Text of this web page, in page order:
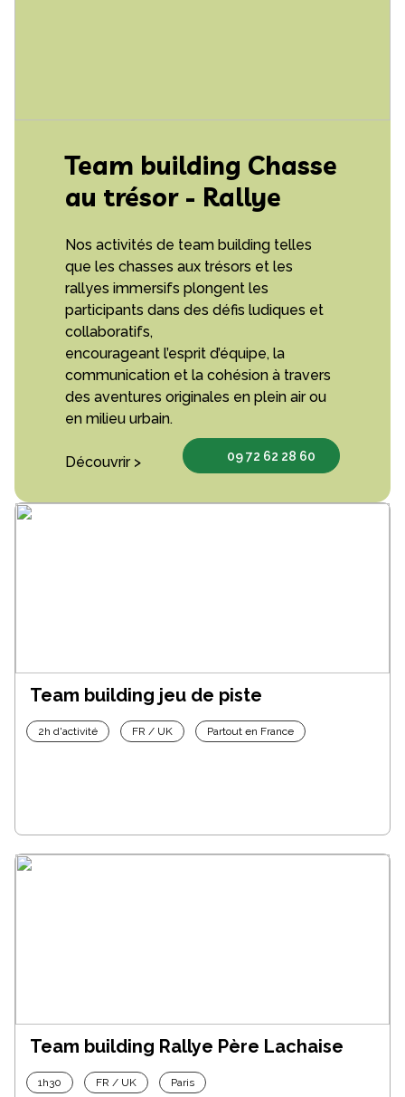
Team building Chasse
au trésor - Rallye
Nos activités de team building telles
que les chasses aux trésors et les
rallyes immersifs plongent les
participants dans des défis ludiques et
collaboratifs,
encourageant l’esprit d’équipe, la
communication et la cohésion à travers
des aventures originales en plein air ou
en milieu urbain.
Découvrir > 09 72 62 28 60
Team building jeu de piste
2h d'activité FR / UK Partout en France
Team building Rallye Père Lachaise
1h30 FR / UK Paris